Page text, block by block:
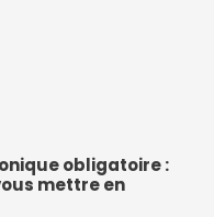
obligatoire :
mettre en